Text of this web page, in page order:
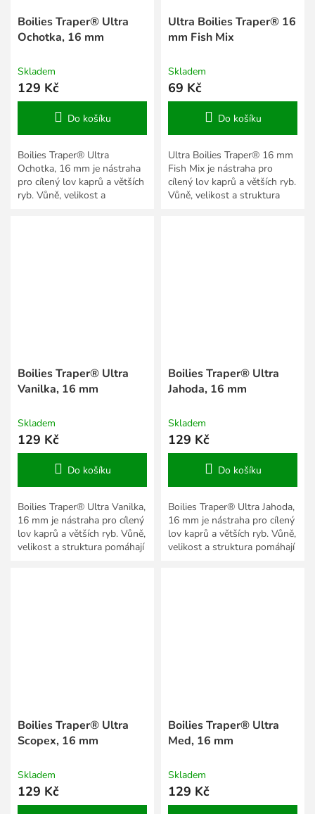
Boilies Traper® Ultra
Ochotka, 16 mm
Skladem
129 Kč
Do košíku
Boilies Traper® Ultra
Ochotka, 16 mm je nástraha
pro cílený lov kaprů a větších
ryb. Vůně, velikost a
Ultra Boilies Traper® 16
mm Fish Mix
Skladem
69 Kč
Do košíku
Ultra Boilies Traper® 16 mm
Fish Mix je nástraha pro
cílený lov kaprů a větších ryb.
Vůně, velikost a struktura
Boilies Traper® Ultra
Vanilka, 16 mm
Skladem
129 Kč
Do košíku
Boilies Traper® Ultra Vanilka,
16 mm je nástraha pro cílený
lov kaprů a větších ryb. Vůně,
velikost a struktura pomáhají
Boilies Traper® Ultra
Jahoda, 16 mm
Skladem
129 Kč
Do košíku
Boilies Traper® Ultra Jahoda,
16 mm je nástraha pro cílený
lov kaprů a větších ryb. Vůně,
velikost a struktura pomáhají
Boilies Traper® Ultra
Scopex, 16 mm
Skladem
129 Kč
Boilies Traper® Ultra
Med, 16 mm
Skladem
129 Kč